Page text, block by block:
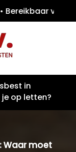
•
in
op letten?
Waar moet